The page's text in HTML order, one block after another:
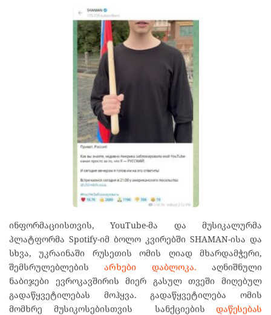
ინფორმაციისთვის, YouTube-მა და მუსიკალურმა
პლატფორმა Spotify-იმ ბოლო კვირებში SHAMAN-ისა და
სხვა, უკრაინაში რუსეთის ომის ღიად მხარდამჭერი,
შემსრულებლებისარხები დაბლოკა. აღნიშნული
ნაბიჯები ევროკავშირის მიერ გასულ თვეში მიღებულ
გადაწყვეტილებას მოჰყვა. გადაწყვეტილება ომის
მომხრე მუსიკოსებისთვის სანქციების დაწესებას